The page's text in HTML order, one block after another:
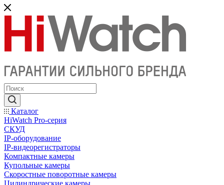
Каталог
HiWatch Pro-серия
CКУД
IP-оборудование
IP-видеорегистраторы
Компактные камеры
Купольные камеры
Скоростные поворотные камеры
Цилиндрические камеры